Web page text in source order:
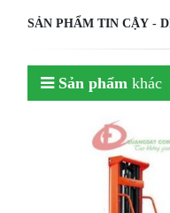
SẢN PHẨM TIN CẬY -
Sản phẩm khác